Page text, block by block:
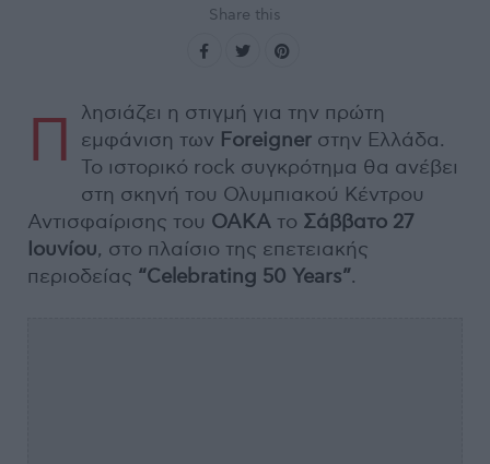
Share this
Π
λησιάζει η στιγμή για την πρώτη
εμφάνιση των Foreigner στην Ελλάδα.
Το ιστορικό rock συγκρότημα θα ανέβει
στη σκηνή του Ολυμπιακού Κέντρου
Αντισφαίρισης του ΟΑΚΑ το Σάββατο 27
Ιουνίου, στο πλαίσιο της επετειακής
περιοδείας “Celebrating 50 Years”.